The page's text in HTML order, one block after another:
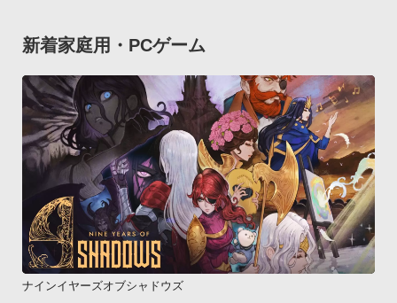
新着家庭用・PCゲーム
ナインイヤーズオブシャドウズ